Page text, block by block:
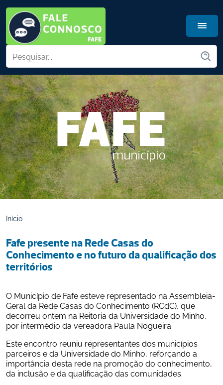
Início
Fafe presente na Rede Casas do
Conhecimento e no futuro da qualificação dos
territórios
O Município de Fafe esteve representado na Assembleia-
Geral da Rede Casas do Conhecimento (RCdC), que
decorreu ontem na Reitoria da Universidade do Minho,
por intermédio da vereadora Paula Nogueira.
Este encontro reuniu representantes dos municípios
parceiros e da Universidade do Minho, reforçando a
importância desta rede na promoção do conhecimento,
da inclusão e da qualificação das comunidades.